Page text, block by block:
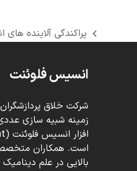
previous
پراکندگی آلاینده
انسیس فلوئنت
شرکت خلاق
زمینه شبیه سازی
است. همکاران
بالایی در علم